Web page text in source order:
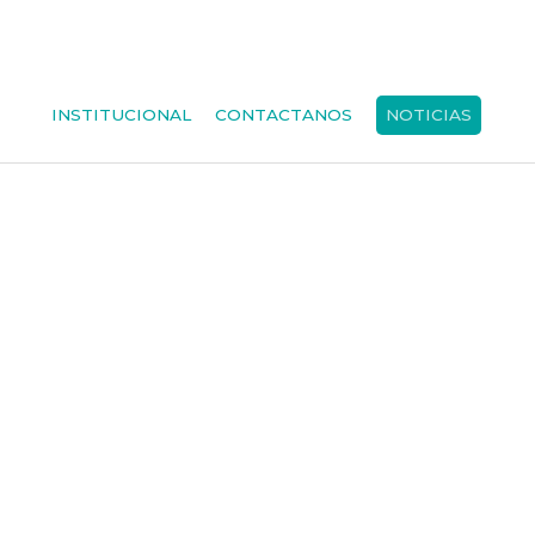
INSTITUCIONAL CONTACTANOS NOTICIAS